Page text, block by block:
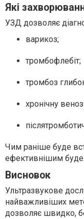
Які
УЗД дозволяє
варикоз;
тромбофлебіт;
тромбоз
хронічну
Чим раніше буде
ефективнішим буде
Висновок
Ультразвукове
найважливіших
дозволяє швидко,